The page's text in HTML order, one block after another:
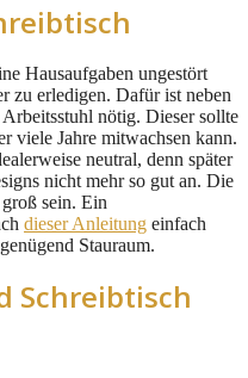
Hausaufgaben ungestört
zu erledigen. Dafür ist neben
nötig. Dieser sollte
viele Jahre mitwachsen kann.
neutral, denn später
nicht mehr so gut an. Die
sein. Ein
dieser Anleitung einfach
Stauraum.
Schreibtisch